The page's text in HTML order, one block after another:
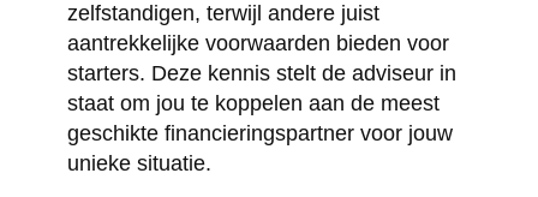
zelfstandigen, terwijl andere juist
aantrekkelijke voorwaarden bieden voor
starters. Deze kennis stelt de adviseur in
staat om jou te koppelen aan de meest
geschikte financieringspartner voor jouw
unieke situatie.